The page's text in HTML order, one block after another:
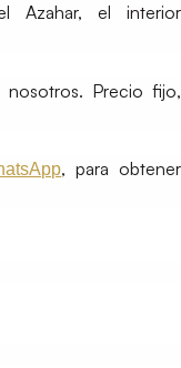
Azahar, el interior
Precio fijo,
, para obtener